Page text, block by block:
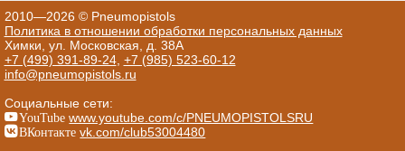
2010—2026 © Pneumopistols
Политика в отношении обработки персональных данных
Химки, ул. Московская, д. 38А
+7 (499) 391-89-24, +7 (985) 523-60-12
info@pneumopistols.ru
Социальные сети:
YouTube www.youtube.com/c/PNEUMOPISTOLSRU
ВКонтакте vk.com/club53004480